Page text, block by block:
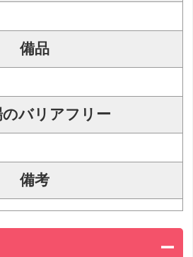
備品
のバリアフリー
備考